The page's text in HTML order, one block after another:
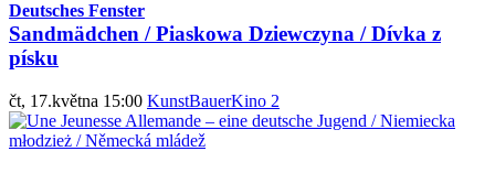
Deutsches Fenster
Sandmädchen / Piaskowa Dziewczyna / Dívka z
písku
čt, 17.května 15:00 KunstBauerKino 2